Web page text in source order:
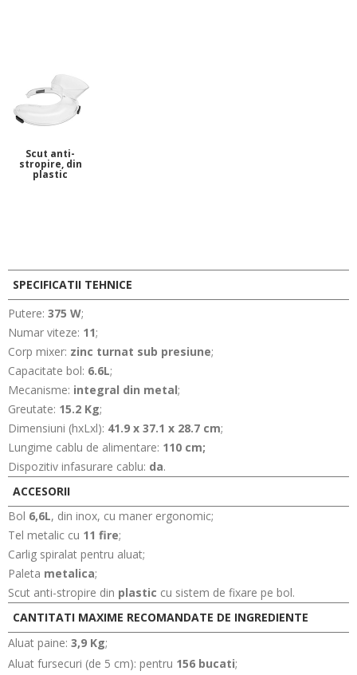
Scut anti-
stropire, din
plastic
SPECIFICATII TEHNICE
Putere: 375 W;
Numar viteze: 11;
Corp mixer: zinc turnat sub presiune;
Capacitate bol: 6.6L;
Mecanisme: integral din metal;
Greutate: 15.2 Kg;
Dimensiuni (hxLxl): 41.9 x 37.1 x 28.7 cm;
Lungime cablu de alimentare: 110 cm;
Dispozitiv infasurare cablu: da.
ACCESORII
Bol 6,6L, din inox, cu maner ergonomic;
Tel metalic cu 11 fire;
Carlig spiralat pentru aluat;
Paleta metalica;
Scut anti-stropire din plastic cu sistem de fixare pe bol.
CANTITATI MAXIME RECOMANDATE DE INGREDIENTE
Aluat paine: 3,9 Kg;
Aluat fursecuri (de 5 cm): pentru 156 bucati;